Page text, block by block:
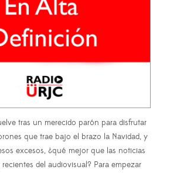
tras un merecido parón para disfrutar
que trae bajo el brazo la Navidad, y
excesos, ¿qué mejor que las noticias
del audiovisual? Para empezar